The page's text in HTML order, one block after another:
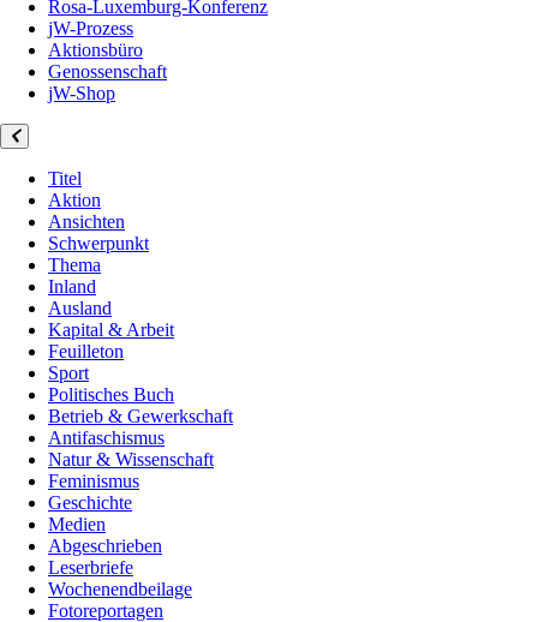
Rosa-Luxemburg-Konferenz
jW-Prozess
Aktionsbüro
Genossenschaft
jW-Shop
Titel
Aktion
Ansichten
Schwerpunkt
Thema
Inland
Ausland
Kapital & Arbeit
Feuilleton
Sport
Politisches Buch
Betrieb & Gewerkschaft
Antifaschismus
Natur & Wissenschaft
Feminismus
Geschichte
Medien
Abgeschrieben
Leserbriefe
Wochenendbeilage
Fotoreportagen